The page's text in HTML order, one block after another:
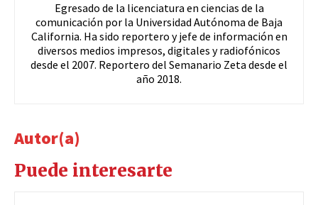
Egresado de la licenciatura en ciencias de la
comunicación por la Universidad Autónoma de Baja
California. Ha sido reportero y jefe de información en
diversos medios impresos, digitales y radiofónicos
desde el 2007. Reportero del Semanario Zeta desde el
año 2018.
Autor(a)
Puede interesarte